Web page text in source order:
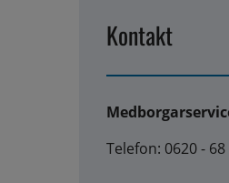
Kontakt
Telefon: 0620 - 68